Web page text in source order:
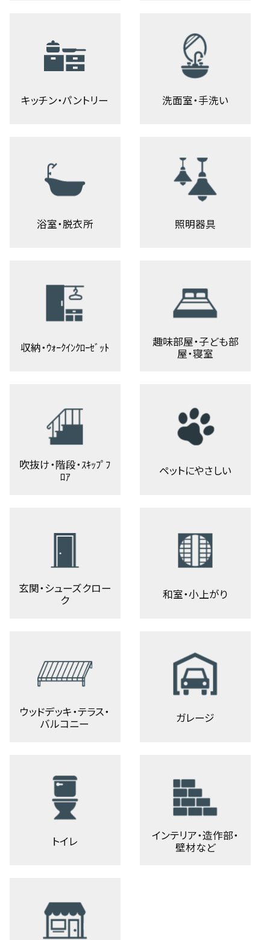
キッチン・パントリー 洗面室・手洗い
浴室・脱衣所 照明器具
収納・ｳｫｰｸｲﾝｸﾛｰｾﾞｯﾄ
趣味部屋・子ども部
屋・寝室
吹抜け・階段・ｽｷｯﾌﾟﾌ
ﾛｱ
ペットにやさしい
玄関・シューズクロー
ク
和室・小上がり
ウッドデッキ・テラス・
バルコニー
ガレージ
トイレ
インテリア・造作部・
壁材など